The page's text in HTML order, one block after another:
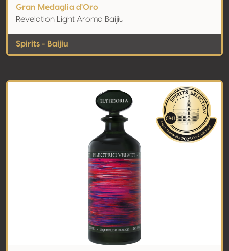
Gran Medaglia d'Oro
Revelation Light Aroma Baijiu
Spirits - Baijiu